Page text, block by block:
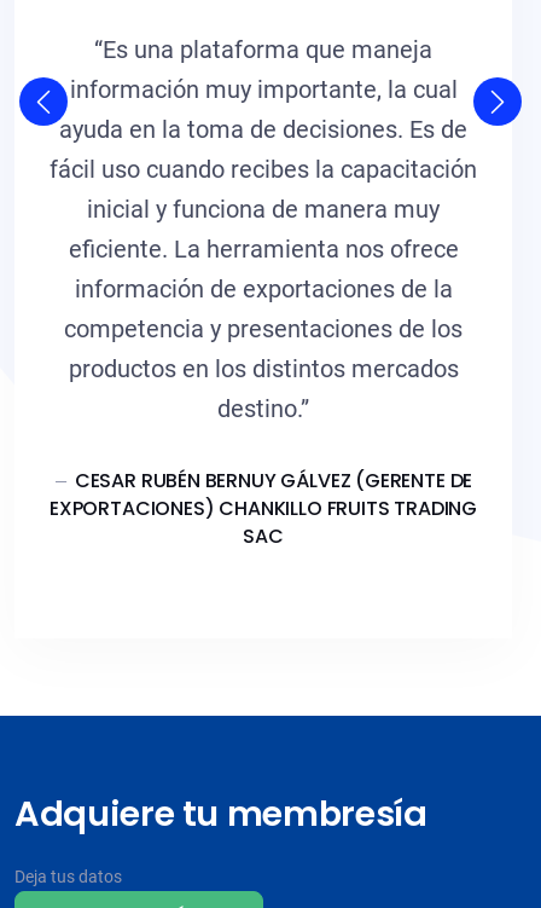
“Es una plataforma que maneja
información muy importante, la cual
ayuda en la toma de decisiones. Es de
fácil uso cuando recibes la capacitación
inicial y funciona de manera muy
eficiente. La herramienta nos ofrece
información de exportaciones de la
competencia y presentaciones de los
productos en los distintos mercados
destino.”
CESAR RUBÉN BERNUY GÁLVEZ (GERENTE DE
EXPORTACIONES) CHANKILLO FRUITS TRADING
SAC
Adquiere tu membresía
Deja tus datos